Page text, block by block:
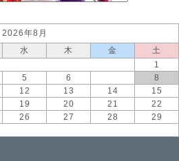
2026年8月
水 木 金
土
1
5 6
8
12 13 14
15
19 20 21
22
26 27 28
29